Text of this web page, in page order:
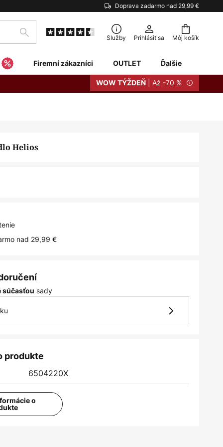
Doprava zadarmo nad 29,99 €
Môj košík
Hľadať Služby Prihlásiť sa
Firemní zákazníci OUTLET Ďalšie
WOW TÝŽDEŇ | Až -70 %
Helios
nad 29,99 €
súčasťou sady
produkte
6504220X
o